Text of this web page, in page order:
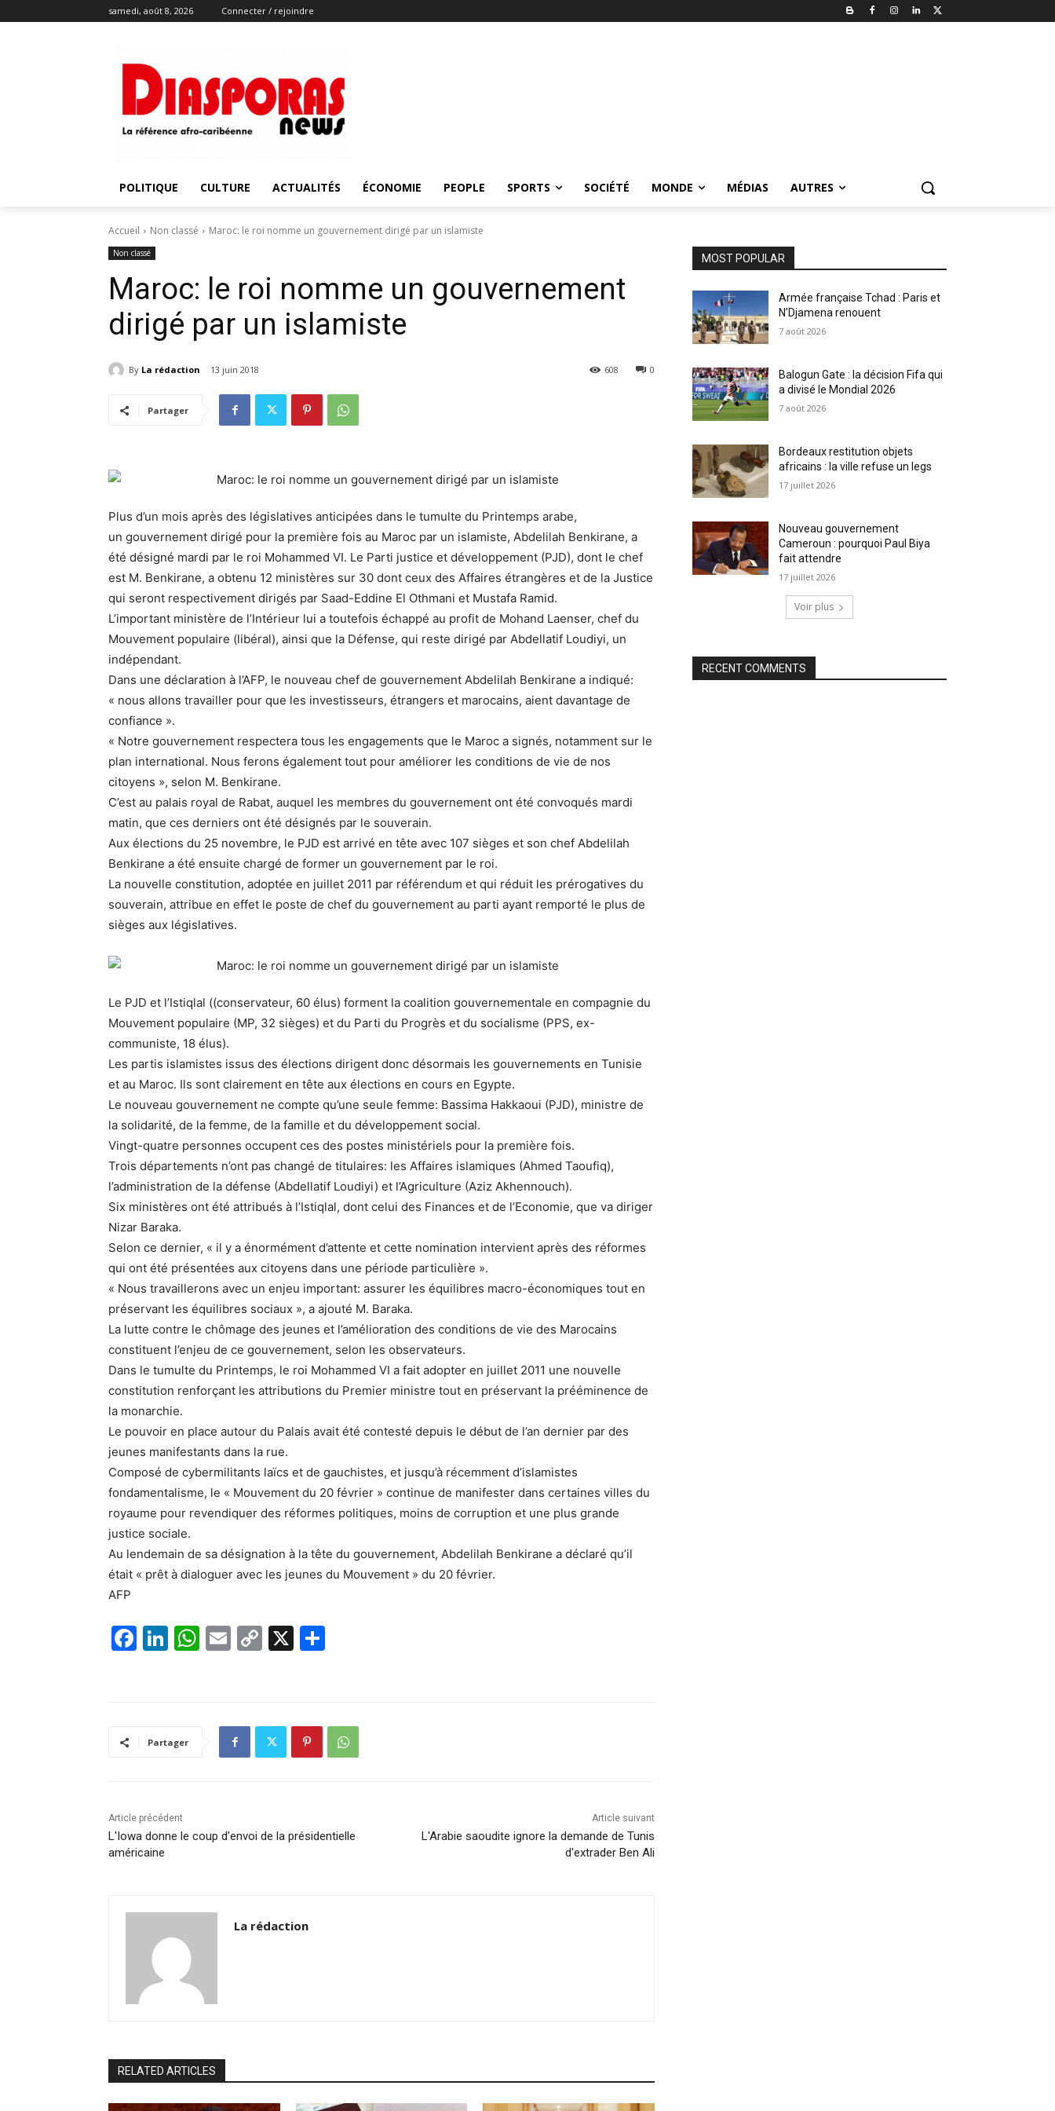
samedi, août 8, 2026 Connecter / rejoindre
POLITIQUE CULTURE ACTUALITÉS ÉCONOMIE PEOPLE SPORTS SOCIÉTÉ MONDE MÉDIAS AUTRES
Accueil Non classé Maroc: le roi nomme un gouvernement dirigé par un islamiste
Non classé
Maroc: le roi nomme un gouvernement
dirigé par un islamiste
By La rédaction 13 juin 2018 0
608
Partager
Plus d’un mois après des législatives anticipées dans le tumulte du Printemps arabe,
un gouvernement dirigé pour la première fois au Maroc par un islamiste, Abdelilah Benkirane, a
été désigné mardi par le roi Mohammed VI. Le Parti justice et développement (PJD), dont le chef
est M. Benkirane, a obtenu 12 ministères sur 30 dont ceux des Affaires étrangères et de la Justice
qui seront respectivement dirigés par Saad-Eddine El Othmani et Mustafa Ramid.
L’important ministère de l’Intérieur lui a toutefois échappé au profit de Mohand Laenser, chef du
Mouvement populaire (libéral), ainsi que la Défense, qui reste dirigé par Abdellatif Loudiyi, un
indépendant.
Dans une déclaration à l’AFP, le nouveau chef de gouvernement Abdelilah Benkirane a indiqué:
« nous allons travailler pour que les investisseurs, étrangers et marocains, aient davantage de
confiance ».
« Notre gouvernement respectera tous les engagements que le Maroc a signés, notamment sur le
plan international. Nous ferons également tout pour améliorer les conditions de vie de nos
citoyens », selon M. Benkirane.
C’est au palais royal de Rabat, auquel les membres du gouvernement ont été convoqués mardi
matin, que ces derniers ont été désignés par le souverain.
Aux élections du 25 novembre, le PJD est arrivé en tête avec 107 sièges et son chef Abdelilah
Benkirane a été ensuite chargé de former un gouvernement par le roi.
La nouvelle constitution, adoptée en juillet 2011 par référendum et qui réduit les prérogatives du
souverain, attribue en effet le poste de chef du gouvernement au parti ayant remporté le plus de
sièges aux législatives.
Le PJD et l’Istiqlal ((conservateur, 60 élus) forment la coalition gouvernementale en compagnie du
Mouvement populaire (MP, 32 sièges) et du Parti du Progrès et du socialisme (PPS, ex-
communiste, 18 élus).
Les partis islamistes issus des élections dirigent donc désormais les gouvernements en Tunisie
et au Maroc. Ils sont clairement en tête aux élections en cours en Egypte.
Le nouveau gouvernement ne compte qu’une seule femme: Bassima Hakkaoui (PJD), ministre de
la solidarité, de la femme, de la famille et du développement social.
Vingt-quatre personnes occupent ces des postes ministériels pour la première fois.
Trois départements n’ont pas changé de titulaires: les Affaires islamiques (Ahmed Taoufiq),
l’administration de la défense (Abdellatif Loudiyi) et l’Agriculture (Aziz Akhennouch).
Six ministères ont été attribués à l’Istiqlal, dont celui des Finances et de l’Economie, que va diriger
Nizar Baraka.
Selon ce dernier, « il y a énormément d’attente et cette nomination intervient après des réformes
qui ont été présentées aux citoyens dans une période particulière ».
« Nous travaillerons avec un enjeu important: assurer les équilibres macro-économiques tout en
préservant les équilibres sociaux », a ajouté M. Baraka.
La lutte contre le chômage des jeunes et l’amélioration des conditions de vie des Marocains
constituent l’enjeu de ce gouvernement, selon les observateurs.
Dans le tumulte du Printemps, le roi Mohammed VI a fait adopter en juillet 2011 une nouvelle
constitution renforçant les attributions du Premier ministre tout en préservant la prééminence de
la monarchie.
Le pouvoir en place autour du Palais avait été contesté depuis le début de l’an dernier par des
jeunes manifestants dans la rue.
Composé de cybermilitants laïcs et de gauchistes, et jusqu’à récemment d’islamistes
fondamentalisme, le « Mouvement du 20 février » continue de manifester dans certaines villes du
royaume pour revendiquer des réformes politiques, moins de corruption et une plus grande
justice sociale.
Au lendemain de sa désignation à la tête du gouvernement, Abdelilah Benkirane a déclaré qu’il
était « prêt à dialoguer avec les jeunes du Mouvement » du 20 février.
AFP
F
b
k
Li
dI
W E
C
Li
n
X
er
Partager
Article précédent
L'Iowa donne le coup d'envoi de la présidentielle
américaine
Article suivant
L'Arabie saoudite ignore la demande de Tunis
d'extrader Ben Ali
La rédaction
RELATED ARTICLES
MOST POPULAR
Armée française Tchad : Paris et
N’Djamena renouent
7 août 2026
Balogun Gate : la décision Fifa qui
a divisé le Mondial 2026
7 août 2026
Bordeaux restitution objets
africains : la ville refuse un legs
17 juillet 2026
Nouveau gouvernement
Cameroun : pourquoi Paul Biya
fait attendre
17 juillet 2026
Voir plus
RECENT COMMENTS